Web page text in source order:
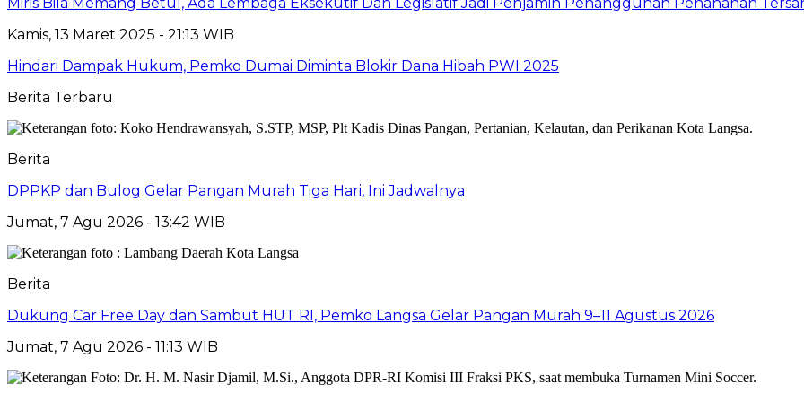
Kamis, 13 Maret 2025 - 21:13 WIB
Hindari Dampak Hukum, Pemko Dumai Diminta Blokir Dana Hibah PWI 2025
Berita Terbaru
Berita
DPPKP dan Bulog Gelar Pangan Murah Tiga Hari, Ini Jadwalnya
Jumat, 7 Agu 2026 - 13:42 WIB
Berita
Dukung Car Free Day dan Sambut HUT RI, Pemko Langsa Gelar Pangan Murah 9–11 Agustus 2026
Jumat, 7 Agu 2026 - 11:13 WIB